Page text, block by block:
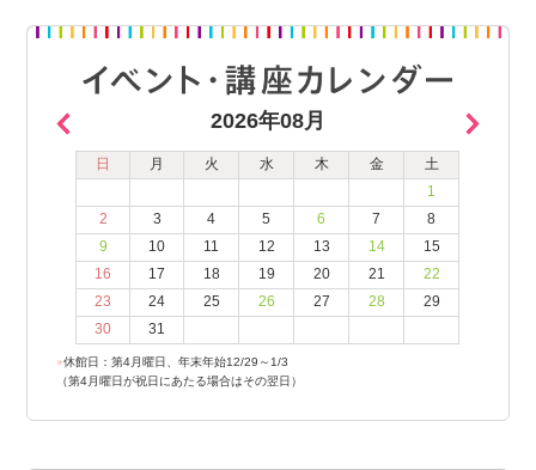
2026年08月
日 月 火 水 木 金
土
1
2
3 4 5 6 7
8
9
10 11 12 13 14
15
16
17 18 19 20 21
22
23
24 25 26 27 28
29
30
31
●休館日：第4月曜日、年末年始12/29～1/3
（第4月曜日が祝日にあたる場合はその翌日）